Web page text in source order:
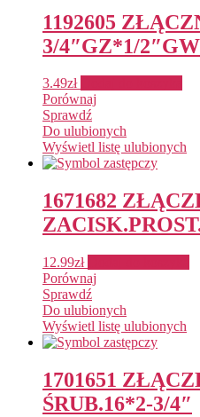
1192605
3/4″GZ*1/2″GW
3.49zł
Porównaj
Sprawdź
Do ulubionych
Wyświetl listę ulubionych
1671682
12.99zł
Porównaj
Sprawdź
Do ulubionych
Wyświetl listę ulubionych
1701651
ŚRUB.16*2-3/4″